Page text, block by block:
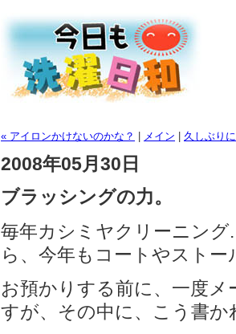
« アイロンかけないのかな？ メイン 久しぶり
2008年05月30日
ブラッシングの力。
毎年カシミヤクリーニン
ら、今年もコートやスト
お預かりする前に、一度
すが、その中に、こう書